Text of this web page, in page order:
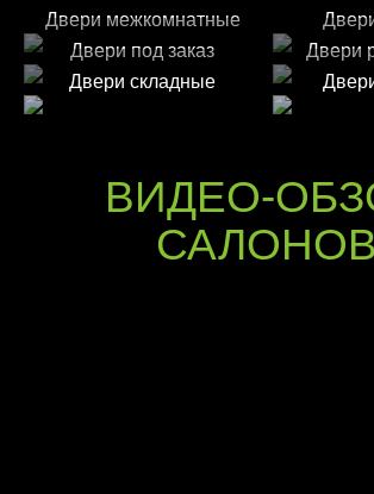
Двери межкомнатные
Двери под заказ
Двери
Двери складные
ВИДЕО-
САЛОНОВ